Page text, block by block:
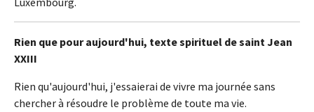
Rien que pour aujourd'hui, texte spirituel de saint Jean
XXIII
Rien qu'aujourd'hui, j'essaierai de vivre ma journée sans
chercher à résoudre le problème de toute ma vie.